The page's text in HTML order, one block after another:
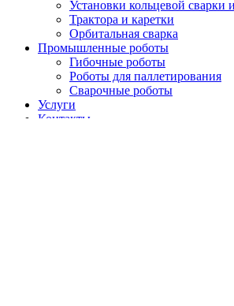
Установки кольцевой сварки
Трактора и каретки
Орбитальная сварка
Промышленные роботы
Гибочные роботы
Роботы для паллетирования
Сварочные роботы
Услуги
Контакты